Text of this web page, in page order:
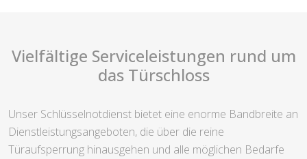
Vielfältige Serviceleistungen rund um
das Türschloss
Unser Schlüsselnotdienst bietet eine enorme Bandbreite an
Dienstleistungsangeboten, die über die reine
Türaufsperrung hinausgehen und alle möglichen Bedarfe